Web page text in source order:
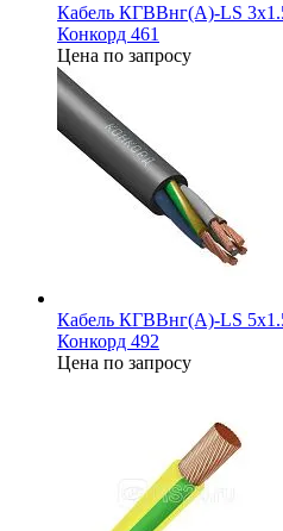
Кабель КГВВнг(А)-LS
Конкорд 461
Цена по запросу
Кабель КГВВнг(А)-LS
Конкорд 492
Цена по запросу